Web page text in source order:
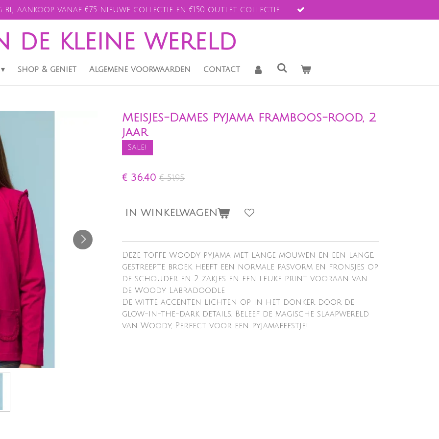
bij aankoop vanaf €75 nieuwe collectie en €150 outlet collectie
de kleine wereld
shop & geniet Algemene voorwaarden contact
Meisjes-Dames Pyjama framboos-rood, 2
jaar
Sale!
€ 36,40 € 51,95
IN WINKELWAGEN
Deze toffe Woody pyjama met lange mouwen en een lange,
gestreepte broek heeft een normale pasvorm en fronsjes op
de schouder en 2 zakjes en een leuke print vooraan van
de Woody Labradoodle
De witte accenten lichten op in het donker door de
glow-in-the-dark details. Beleef de magische slaapwereld
van Woody, Perfect voor een pyjamafeestje!